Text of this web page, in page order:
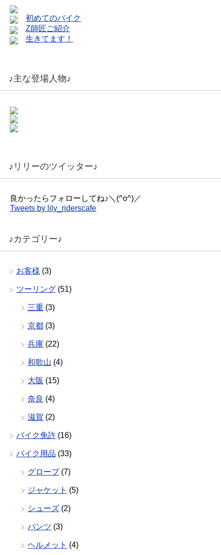
初めてのバイク
Z師匠ご紹介
生きてます！
♪主な登場人物♪
♪リリーのツイッター♪
良かったらフォローしてね♪＼(^o^)／
Tweets by lily_riderscafe
♪カテゴリー♪
お客様 (3)
ツーリング (51)
三重 (3)
京都 (3)
兵庫 (22)
和歌山 (4)
大阪 (15)
奈良 (4)
滋賀 (2)
バイク免許 (16)
バイク用品 (33)
グローブ (7)
ジャケット (5)
シューズ (2)
パンツ (3)
ヘルメット (4)